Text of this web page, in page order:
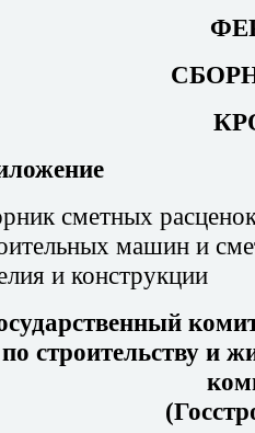
сметных
машин и
и конструкции
по строительству и